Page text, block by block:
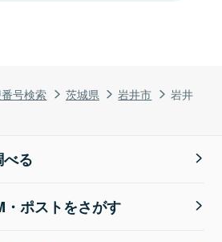
号検索 茨城県 岩井市 岩井
る
・ポストをさがす